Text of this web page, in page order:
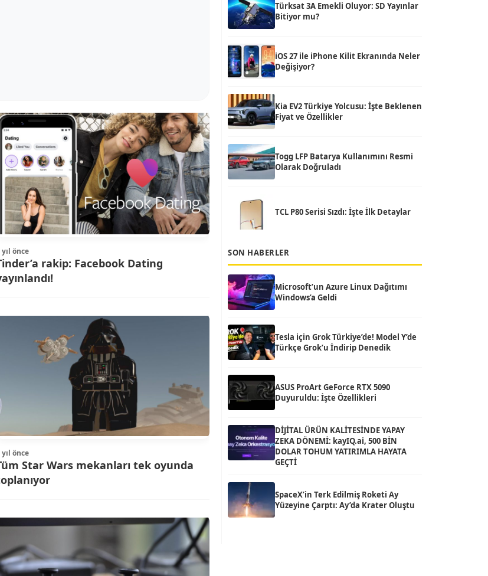
yıl önce
rakip: Facebook Dating
yıl önce
Star Wars mekanları tek oyunda
Türksat 3A Emekli Oluyor: SD Yayınlar
Bitiyor mu?
iOS 27 ile iPhone Kilit Ekranında Neler
Değişiyor?
Kia EV2 Türkiye Yolcusu: İşte Beklenen
Fiyat ve Özellikler
Togg LFP Batarya Kullanımını Resmi
Olarak Doğruladı
TCL P80 Serisi Sızdı: İşte İlk Detaylar
SON HABERLER
Microsoft’un Azure Linux Dağıtımı
Windows’a Geldi
Tesla için Grok Türkiye’de! Model Y’de
Türkçe Grok’u İndirip Denedik
ASUS ProArt GeForce RTX 5090
Duyuruldu: İşte Özellikleri
DİJİTAL ÜRÜN KALİTESİNDE YAPAY
ZEKA DÖNEMİ: kayIQ.ai, 500 BİN
DOLAR TOHUM YATIRIMLA HAYATA
GEÇTİ
SpaceX’in Terk Edilmiş Roketi Ay
Yüzeyine Çarptı: Ay’da Krater Oluştu